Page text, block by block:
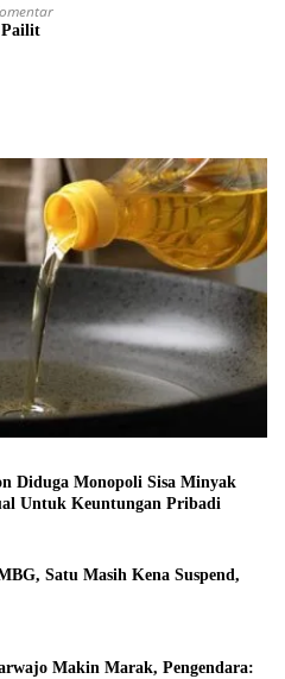
Pailit
Diduga Monopoli Sisa Minyak
Untuk Keuntungan Pribadi
Satu Masih Kena Suspend,
Makin Marak, Pengendara: